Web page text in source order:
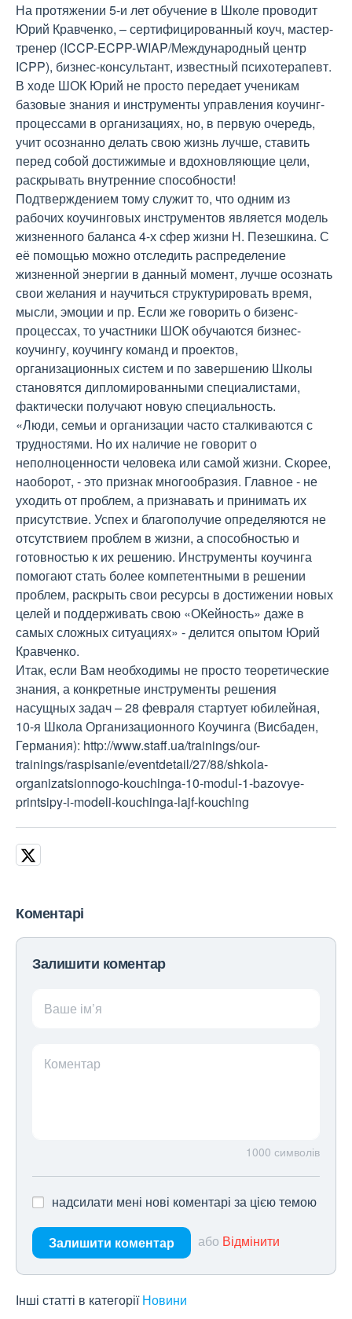
На протяжении 5-и лет обучение в Школе проводит
Юрий Кравченко, – сертифицированный коуч, мастер-
тренер (ICCP-ECPP-WIAP/Международный центр
ICPP), бизнес-консультант, известный психотерапевт.
В ходе ШОК Юрий не просто передает ученикам
базовые знания и инструменты управления коучинг-
процессами в организациях, но, в первую очередь,
учит осознанно делать свою жизнь лучше, ставить
перед собой достижимые и вдохновляющие цели,
раскрывать внутренние способности!
Подтверждением тому служит то, что одним из
рабочих коучинговых инструментов является модель
жизненного баланса 4-х сфер жизни Н. Пезешкина. С
её помощью можно отследить распределение
жизненной энергии в данный момент, лучше осознать
свои желания и научиться структурировать время,
мысли, эмоции и пр. Если же говорить о бизенс-
процессах, то участники ШОК обучаются бизнес-
коучингу, коучингу команд и проектов,
организационных систем и по завершению Школы
становятся дипломированными специалистами,
фактически получают новую специальность.
«Люди, семьи и организации часто сталкиваются с
трудностями. Но их наличие не говорит о
неполноценности человека или самой жизни. Скорее,
наоборот, - это признак многообразия. Главное - не
уходить от проблем, а признавать и принимать их
присутствие. Успех и благополучие определяются не
отсутствием проблем в жизни, а способностью и
готовностью к их решению. Инструменты коучинга
помогают стать более компетентными в решении
проблем, раскрыть свои ресурсы в достижении новых
целей и поддерживать свою «ОКейность» даже в
самых сложных ситуациях» - делится опытом Юрий
Кравченко.
Итак, если Вам необходимы не просто теоретические
знания, а конкретные инструменты решения
насущных задач – 28 февраля стартует юбилейная,
10-я Школа Организационного Коучинга (Висбаден,
Германия): http://www.staff.ua/trainings/our-
trainings/raspisanie/eventdetail/27/88/shkola-
organizatsionnogo-kouchinga-10-modul-1-bazovye-
printsipy-i-modeli-kouchinga-lajf-kouching
Коментарі
Залишити коментар
Ваше ім’я
Коментар
1000 символів
надсилати мені нові коментарі за цією темою
Залишити коментар або Відмінити
Інші статті в категорії Новини